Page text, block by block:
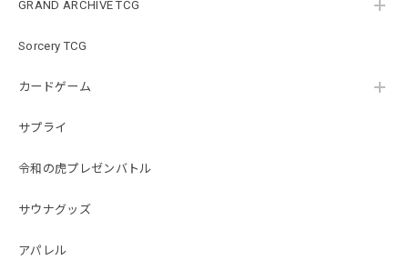
GRAND ARCHIVE TCG
Sorcery TCG
カードゲーム
サプライ
令和の虎プレゼンバトル
サウナグッズ
アパレル